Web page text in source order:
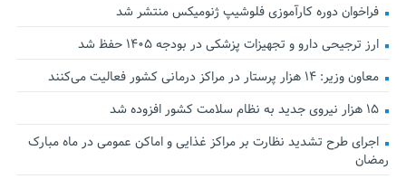
فراخوان دوره کارآموزی فلوشیپ ژنومیکس منتشر شد
ارز ترجیحی دارو و تجهیزات پزشکی در بودجه ۱۴۰۵ حفظ شد
معاون وزیر: ۱۴ هزار پرستار در مراکز درمانی کشور فعالیت می‌کنند
۱۵ هزار نیروی جدید به نظام سلامت کشور افزوده شد
اجرای طرح تشدید نظارت بر مراکز غذایی و اماکن عمومی در ماه مبارک
رمضان